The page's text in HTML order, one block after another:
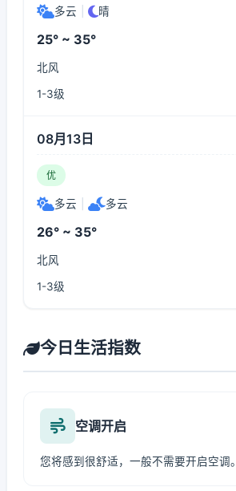
多云 晴
25° ~ 35°
北风
1-3级
08月13日
优
多云 多云
26° ~ 35°
北风
1-3级
今日生活指数
空调开启
您将感到很舒适，一般不需要开启空调。